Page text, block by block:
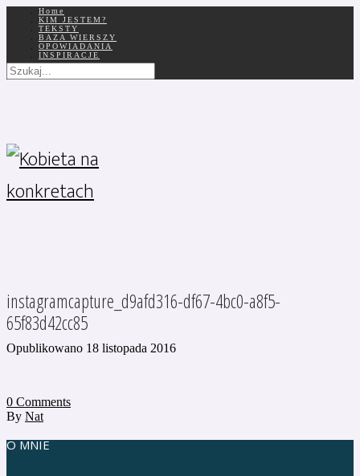
Home
KIM JESTEM?
TEKSTY
BAZA WIERSZY
OPOWIADANIA
INSPIRACJE
instagramcapture_d9afd316-df67-4bc0-a8f5-
65f83d42cc85
Opublikowano 18 listopada 2016
0 Comments
By Nat
O MNIE